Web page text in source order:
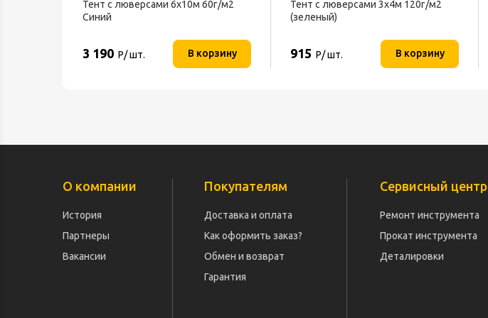
Тент с люверсами 6х10м 60г/м2
Синий
3 190 Р/ шт. В корзину
Тент с люверсами 3х4м 120г/м2
(зеленый)
915 Р/ шт. В корзину
О компании
История
Партнеры
Вакансии
Покупателям
Доставка и оплата
Как оформить заказ?
Обмен и возврат
Гарантия
Сервисный центр
Ремонт инструмента
Прокат инструмента
Деталировки